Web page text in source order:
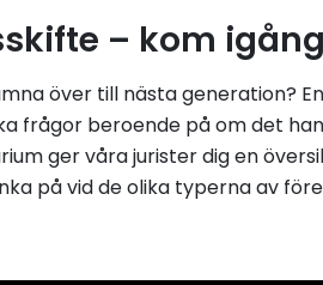
– kom
över till nästa generation?
frågor beroende på om det
ger våra jurister dig en
på vid de olika typerna av